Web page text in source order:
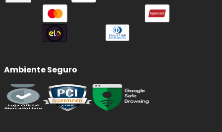
Ambiente Seguro